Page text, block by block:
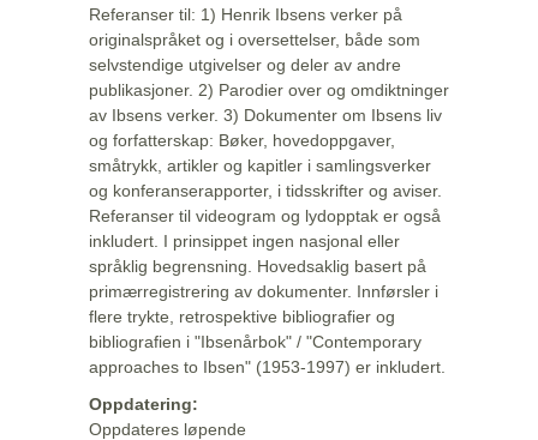
Referanser til: 1) Henrik Ibsens verker på
originalspråket og i oversettelser, både som
selvstendige utgivelser og deler av andre
publikasjoner. 2) Parodier over og omdiktninger
av Ibsens verker. 3) Dokumenter om Ibsens liv
og forfatterskap: Bøker, hovedoppgaver,
småtrykk, artikler og kapitler i samlingsverker
og konferanserapporter, i tidsskrifter og aviser.
Referanser til videogram og lydopptak er også
inkludert. I prinsippet ingen nasjonal eller
språklig begrensning. Hovedsaklig basert på
primærregistrering av dokumenter. Innførsler i
flere trykte, retrospektive bibliografier og
bibliografien i "Ibsenårbok" / "Contemporary
approaches to Ibsen" (1953-1997) er inkludert.
Oppdatering:
Oppdateres løpende